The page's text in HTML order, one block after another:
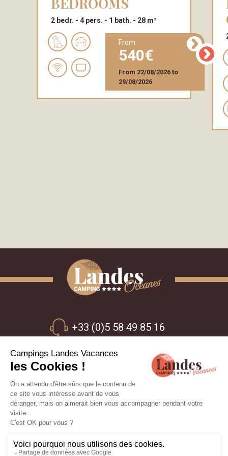
2 bedr. 4 pers. 1 bath. 28 m²
from
540
From 22/08/2026to
29/08/2026
+33 (0)5 58 49 85 16
800 Route de Linxe
40550 - St Michel Escalus - Landes
Join us
OUR STAY IDEAS